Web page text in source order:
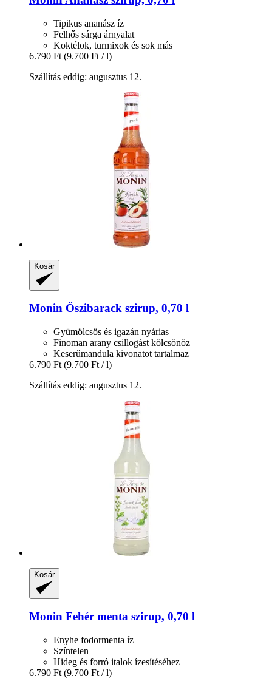
Tipikus ananász íz
Felhős sárga árnyalat
Koktélok, turmixok és sok más
6.790 Ft (9.700 Ft / l)
Szállítás eddig: augusztus 12.
Kosár
Monin Őszibarack szirup, 0,70 l
Gyümölcsös és igazán nyárias
Finoman arany csillogást kölcsönöz
Keserűmandula kivonatot tartalmaz
6.790 Ft (9.700 Ft / l)
Szállítás eddig: augusztus 12.
Kosár
Monin Fehér menta szirup, 0,70 l
Enyhe fodormenta íz
Színtelen
Hideg és forró italok ízesítéséhez
6.790 Ft (9.700 Ft / l)